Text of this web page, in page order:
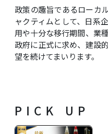
政策の趣旨であるローカ
ャクティムとして、日系
用や十分な移行期間、業
政府に正式に求め、建設
望を続けてまいります。
PICK UP